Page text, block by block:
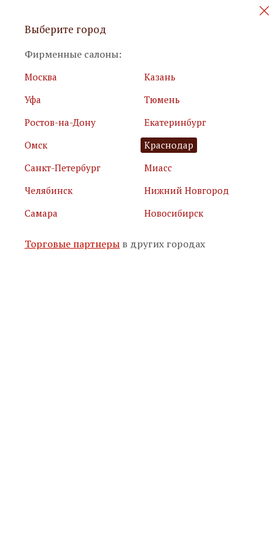
Персональные акции и новинки
Я принимаю
условия использования сайта
Я соглашаюсь сполитикой обработки персональных
Подписаться
Выберите город
Фирменные салоны:
Москва
Казань
Уфа
Тюмень
Ростов-на-Дону
Екатеринбург
Омск
Краснодар
Санкт-Петербург
Миасс
Челябинск
Нижний Новгород
Самара
Новосибирск
Торговые партнеры в других городах